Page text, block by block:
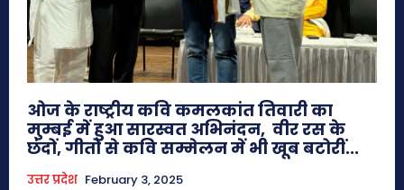
ओज के राष्ट्रीय कवि कमलकांत तिवारी का
मुम्बई में हुआ सारस्वत अभिनंदन, वीर रस के
छंदों, गीतों से कवि सम्मेलन में भी खूब बटोरीं...
उत्तर प्रदेश February 3, 2025